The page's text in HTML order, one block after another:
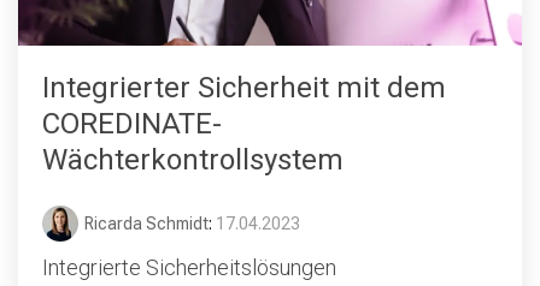
Integrierter Sicherheit mit dem
COREDINATE-
Wächterkontrollsystem
Ricarda Schmidt: 17.04.2023
Integrierte Sicherheitslösungen